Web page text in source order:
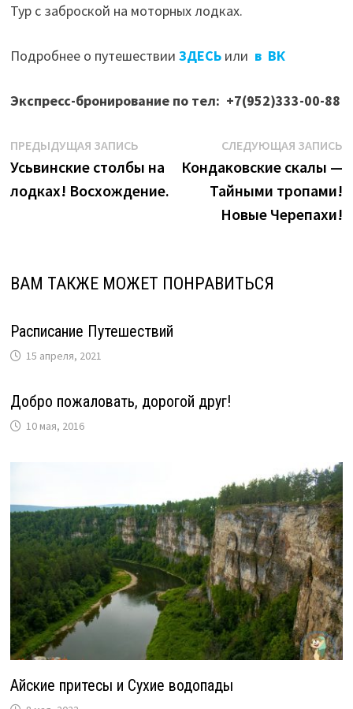
Тур с заброской на моторных лодках.
Подробнее о путешествии ЗДЕСЬ или в ВК
Экспресс-бронирование по тел: +7(952)333-00-88
Навигация
по
записям
ПРЕДЫДУЩАЯ ЗАПИСЬПредыдущая
запись:
Усьвинские столбы на
лодках! Восхождение.
СЛЕДУЮЩАЯ ЗАПИСЬ
Кондаковские скалы —
Тайными тропами!
Новые Черепахи!
ВАМ ТАКЖЕ МОЖЕТ ПОНРАВИТЬСЯ
Расписание Путешествий
15 апреля, 2021
Добро пожаловать, дорогой друг!
10 мая, 2016
Айские притесы и Сухие водопады